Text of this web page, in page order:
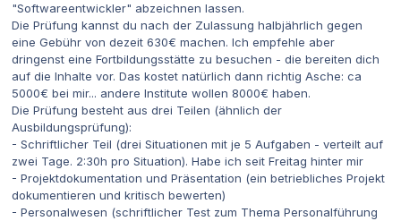
"Softwareentwickler" abzeichnen lassen.
Die Prüfung kannst du nach der Zulassung halbjährlich gegen
eine Gebühr von dezeit 630€ machen. Ich empfehle aber
dringenst eine Fortbildungsstätte zu besuchen - die bereiten dich
auf die Inhalte vor. Das kostet natürlich dann richtig Asche: ca
5000€ bei mir... andere Institute wollen 8000€ haben.
Die Prüfung besteht aus drei Teilen (ähnlich der
Ausbildungsprüfung):
- Schriftlicher Teil (drei Situationen mit je 5 Aufgaben - verteilt auf
zwei Tage. 2:30h pro Situation). Habe ich seit Freitag hinter mir
- Projektdokumentation und Präsentation (ein betriebliches Projekt
dokumentieren und kritisch bewerten)
- Personalwesen (schriftlicher Test zum Thema Personalführung